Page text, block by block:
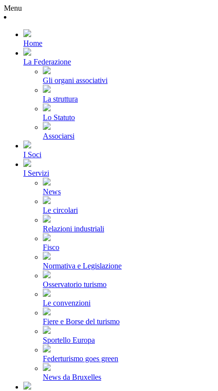
Menu
Home
La Federazione
Gli organi associativi
La struttura
Lo Statuto
Associarsi
I Soci
I Servizi
News
Le circolari
Relazioni industriali
Fisco
Normativa e Legislazione
Osservatorio turismo
Le convenzioni
Fiere e Borse del turismo
Sportello Europa
Federturismo goes green
News da Bruxelles